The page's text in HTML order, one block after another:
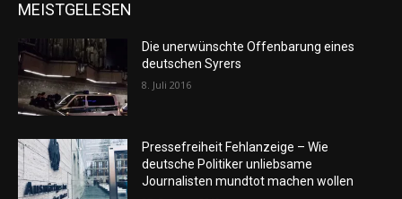
MEISTGELESEN
Die unerwünschte Offenbarung eines
deutschen Syrers
8. Juli 2016
Pressefreiheit Fehlanzeige – Wie
deutsche Politiker unliebsame
Journalisten mundtot machen wollen